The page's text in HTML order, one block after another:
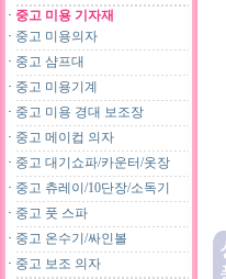
· 중고 미용 기자재
· 중고 미용의자
· 중고 샴프대
· 중고 미용기계
· 중고 미용 경대 보조장
· 중고 메이컵 의자
· 중고 대기쇼파/카운터/옷장
· 중고 츄레이/10단장/소독기
· 중고 풋 스파
· 중고 온수기/싸인볼
· 중고 보조 의자